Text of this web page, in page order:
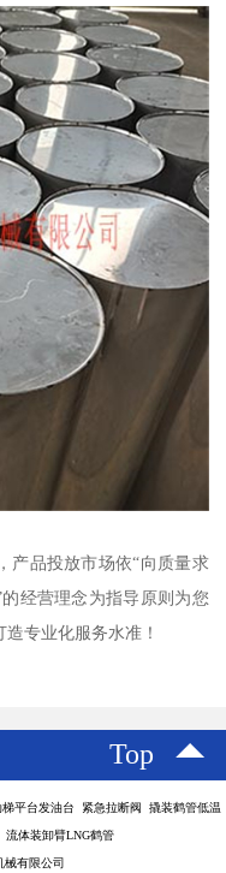
产品投放市场依“向质量求
经营理念为指导原则为您
专业化服务水准！
Top
平台发油台 紧急拉断阀 撬装鹤管低温
体装卸臂LNG鹤管
械有限公司